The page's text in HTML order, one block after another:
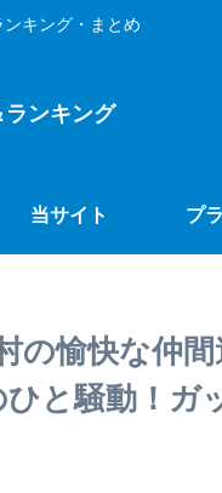
キング・まとめ
ンキング
当サイト プ
の愉快な仲
と騒動！ガ